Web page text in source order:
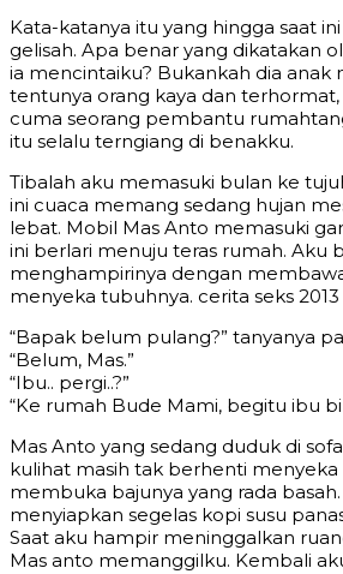
Kata-katanya itu yang hingga saat
gelisah. Apa benar yang dikatakan
ia mencintaiku? Bukankah dia anak
tentunya orang kaya dan
cuma seorang pembantu
itu selalu terngiang di benakku.
Tibalah aku memasuki bulan ke
ini cuaca memang sedang hujan
lebat. Mobil Mas Anto memasuki
ini berlari menuju teras rumah. Aku
menghampirinya dengan
menyeka tubuhnya. cerita seks 2013
“Bapak belum pulang?” tanyanya
“Belum, Mas.”
“Ibu.. pergi..?”
“Ke rumah Bude Mami, begitu ibu
Mas Anto yang sedang duduk di
kulihat masih tak berhenti
membuka bajunya yang rada
menyiapkan segelas kopi susu
Saat aku hampir meninggalkan
Mas anto memanggilku. Kembali